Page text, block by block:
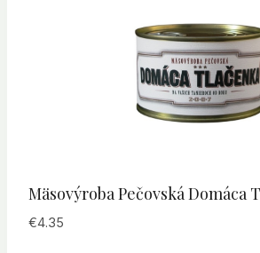
Mäsovýroba Pečovská Domáca
€4.35